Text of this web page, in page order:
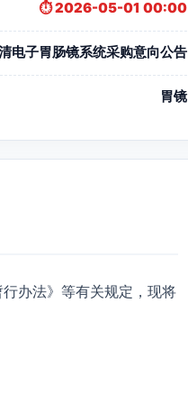
⏱️ 2026-05-01 00:00
电子胃肠镜系统采购意向公告
胃镜
办法》等有关规定，现将